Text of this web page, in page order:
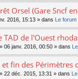
Orsel (Gare Sncf
2016, 15:13 » dans Le
TAD de l'Ouest
» 06 janv. 2016, 00:50 » dans
et fin des
» 22 déc. 2015, 13:31 » dans